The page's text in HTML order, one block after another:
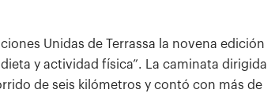
Unidas de Terrassa la novena edición
y actividad física”. La caminata dirigida
de seis kilómetros y contó con más de